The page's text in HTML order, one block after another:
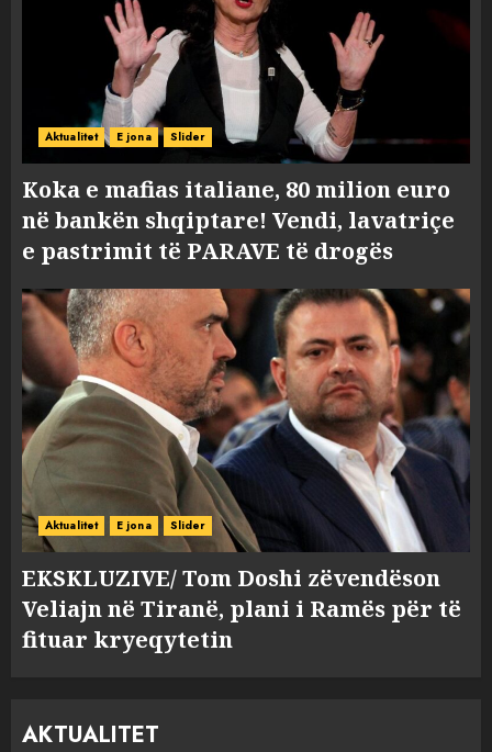
Aktualitet E jona Slider
Koka e mafias italiane, 80 milion euro
në bankën shqiptare! Vendi, lavatriçe
e pastrimit të PARAVE të drogës
Aktualitet E jona Slider
EKSKLUZIVE/ Tom Doshi zëvendëson
Veliajn në Tiranë, plani i Ramës për të
fituar kryeqytetin
AKTUALITET